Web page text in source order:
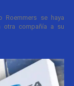
se haya
otra compañía a su